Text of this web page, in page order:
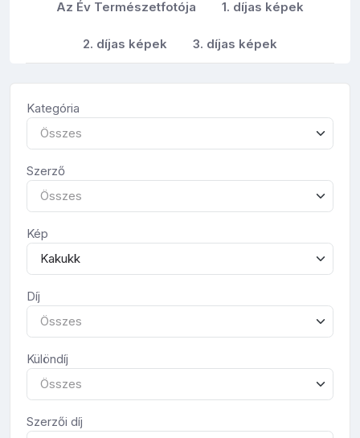
Az Év Természetfotója 1. díjas képek
2. díjas képek 3. díjas képek
Kategória
Összes
Szerző
Összes
Kép
Kakukk
Díj
Összes
Különdíj
Összes
Szerzői díj